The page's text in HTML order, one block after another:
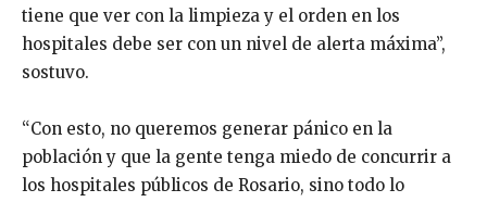
tiene que ver con la limpieza y el orden en los
hospitales debe ser con un nivel de alerta máxima”,
sostuvo.
“Con esto, no queremos generar pánico en la
población y que la gente tenga miedo de concurrir a
los hospitales públicos de Rosario, sino todo lo